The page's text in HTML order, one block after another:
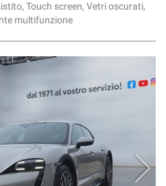
Touch screen, Vetri oscurati,
multifunzione